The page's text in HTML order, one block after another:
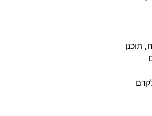
תוכנן